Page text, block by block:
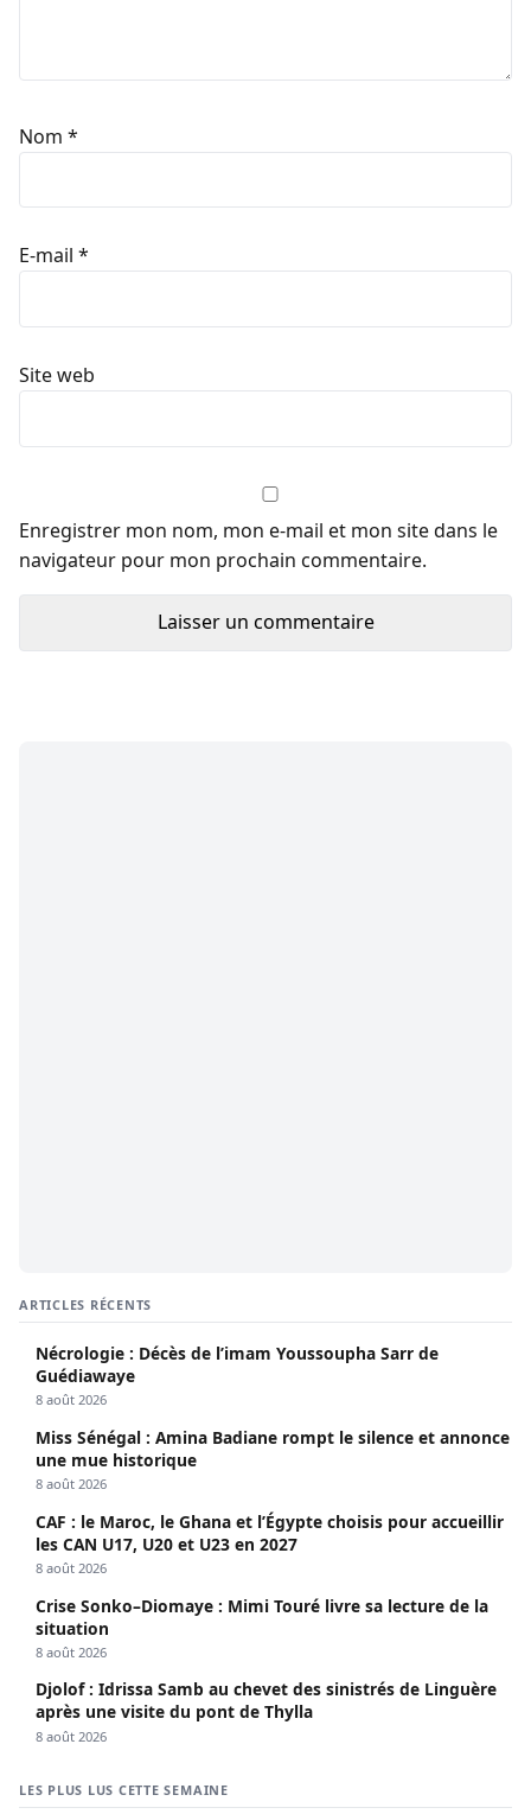
Nom *
E-mail *
Site web
Enregistrer mon nom, mon e-mail et mon site dans le
navigateur pour mon prochain commentaire.
ARTICLES RÉCENTS
Nécrologie : Décès de l’imam Youssoupha Sarr de
Guédiawaye
8 août 2026
Miss Sénégal : Amina Badiane rompt le silence et annonce
une mue historique
8 août 2026
CAF : le Maroc, le Ghana et l’Égypte choisis pour accueillir
les CAN U17, U20 et U23 en 2027
8 août 2026
Crise Sonko–Diomaye : Mimi Touré livre sa lecture de la
situation
8 août 2026
Djolof : Idrissa Samb au chevet des sinistrés de Linguère
après une visite du pont de Thylla
8 août 2026
LES PLUS LUS CETTE SEMAINE